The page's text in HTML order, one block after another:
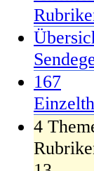
167
4